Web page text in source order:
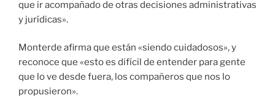
que ir acompañado de otras decisiones administrativas
y jurídicas».
Monterde afirma que están «siendo cuidadosos», y
reconoce que «esto es difícil de entender para gente
que lo ve desde fuera, los compañeros que nos lo
propusieron».